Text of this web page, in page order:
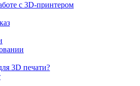
с 3D-принтером
3D печати?